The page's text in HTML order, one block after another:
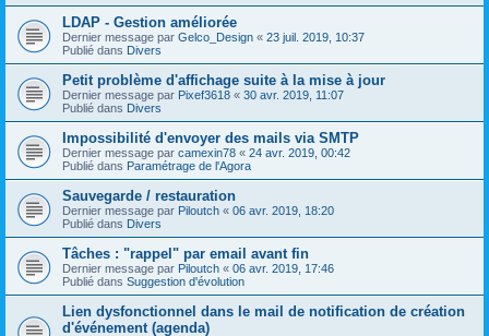
LDAP - Gestion améliorée
Dernier message par Gelco_Design « 23 juil. 2019, 10:37
Publié dans Divers
Petit problème d'affichage suite à la mise à jour
Dernier message par Pixef3618 « 30 avr. 2019, 11:07
Publié dans Divers
Impossibilité d'envoyer des mails via SMTP
Dernier message par camexin78 « 24 avr. 2019, 00:42
Publié dans Paramétrage de l'Agora
Sauvegarde / restauration
Dernier message par Piloutch « 06 avr. 2019, 18:20
Publié dans Divers
Tâches : "rappel" par email avant fin
Dernier message par Piloutch « 06 avr. 2019, 17:46
Publié dans Suggestion d'évolution
Lien dysfonctionnel dans le mail de notification de création
d'événement (agenda)